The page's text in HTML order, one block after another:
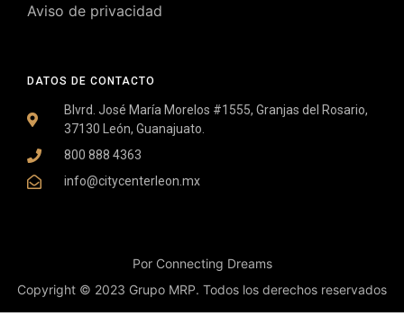
DATOS DE CONTACTO
Blvrd. José María Morelos #1555, Granjas del Rosario,
37130 León, Guanajuato.
800 888 4363
info@citycenterleon.mx
Aviso de privacidad
Por Connecting Dreams
Copyright © 2023 Grupo MRP. Todos los derechos reservados